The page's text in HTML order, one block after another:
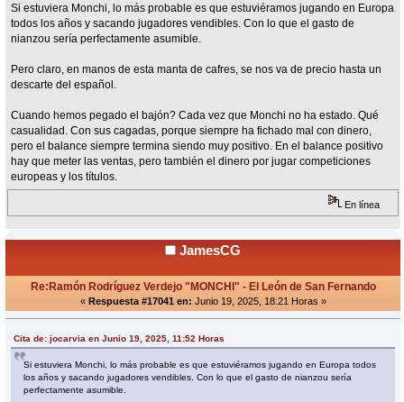
Si estuviera Monchi, lo más probable es que estuviéramos jugando en Europa
todos los años y sacando jugadores vendibles. Con lo que el gasto de
nianzou sería perfectamente asumible.
Pero claro, en manos de esta manta de cafres, se nos va de precio hasta un
descarte del español.
Cuando hemos pegado el bajón? Cada vez que Monchi no ha estado. Qué
casualidad. Con sus cagadas, porque siempre ha fichado mal con dinero,
pero el balance siempre termina siendo muy positivo. En el balance positivo
hay que meter las ventas, pero también el dinero por jugar competiciones
europeas y los títulos.
En línea
JamesCG
Re:Ramón Rodríguez Verdejo "MONCHI" - El León de San Fernando
« Respuesta #17041 en: Junio 19, 2025, 18:21 Horas »
Cita de: jocarvia en Junio 19, 2025, 11:52 Horas
Si estuviera Monchi, lo más probable es que estuviéramos jugando en Europa todos
los años y sacando jugadores vendibles. Con lo que el gasto de nianzou sería
perfectamente asumible.